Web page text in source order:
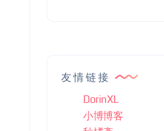
友情链接
DorinXL
小博博客